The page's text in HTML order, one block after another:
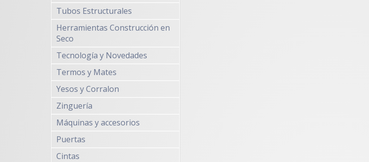
Tubos Estructurales
Herramientas Construcción en
Seco
Tecnología y Novedades
Termos y Mates
Yesos y Corralon
Zinguería
Máquinas y accesorios
Puertas
Cintas